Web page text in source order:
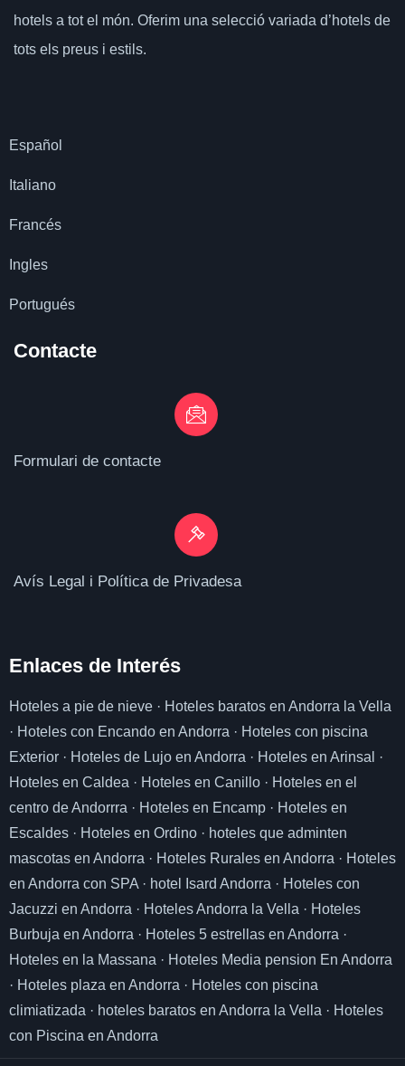
hotels a tot el món. Oferim una selecció variada d’hotels de
tots els preus i estils.
Español
Italiano
Francés
Ingles
Portugués
Contacte
Formulari de contacte
Avís Legal i Política de Privadesa
Enlaces de Interés
Hoteles a pie de nieve · Hoteles baratos en Andorra la Vella
· Hoteles con Encando en Andorra · Hoteles con piscina
Exterior · Hoteles de Lujo en Andorra · Hoteles en Arinsal
·
Hoteles en Caldea · Hoteles en Canillo · Hoteles en el
centro de Andorrra · Hoteles en Encamp · Hoteles en
Escaldes · Hoteles en Ordino · hoteles que adminten
mascotas en Andorra · Hoteles Rurales en Andorra · Hoteles
en Andorra con SPA · hotel Isard Andorra · Hoteles con
Jacuzzi en Andorra · Hoteles Andorra la Vella · Hoteles
Burbuja en Andorra · Hoteles 5 estrellas en Andorra ·
Hoteles en la Massana · Hoteles Media pension En Andorra
· Hoteles plaza en Andorra · Hoteles con piscina
climiatizada · hoteles baratos en Andorra la Vella · Hoteles
con Piscina en Andorra